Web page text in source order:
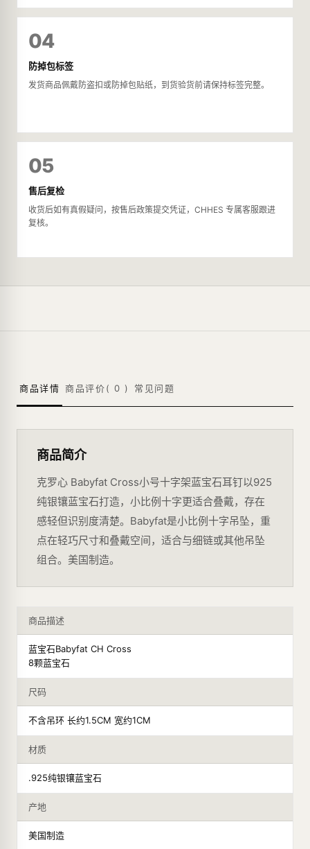
04
防掉包标签
发货商品佩戴防盗扣或防掉包贴纸，到货验货前请保持标签完整。
05
售后复检
收货后如有真假疑问，按售后政策提交凭证，CHHES 专属客服跟进
复核。
商品详情 商品评价( 0 ) 常见问题
商品简介
克罗心 Babyfat Cross小号十字架蓝宝石耳钉以925
纯银镶蓝宝石打造，小比例十字更适合叠戴，存在
感轻但识别度清楚。Babyfat是小比例十字吊坠，重
点在轻巧尺寸和叠戴空间，适合与细链或其他吊坠
组合。美国制造。
商品描述
蓝宝石Babyfat CH Cross
8颗蓝宝石
尺码
不含吊环 长约1.5CM 宽约1CM
材质
.925纯银镶蓝宝石
产地
美国制造